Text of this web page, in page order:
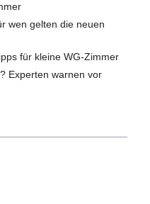
wen gelten die neuen
für kleine WG-Zimmer
Experten warnen vor